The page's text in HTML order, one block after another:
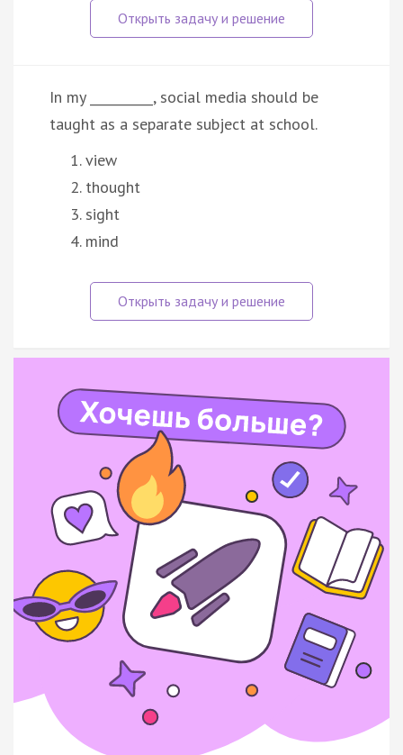
In my __________, social media should be
taught as a separate subject at school.
view
thought
sight
mind